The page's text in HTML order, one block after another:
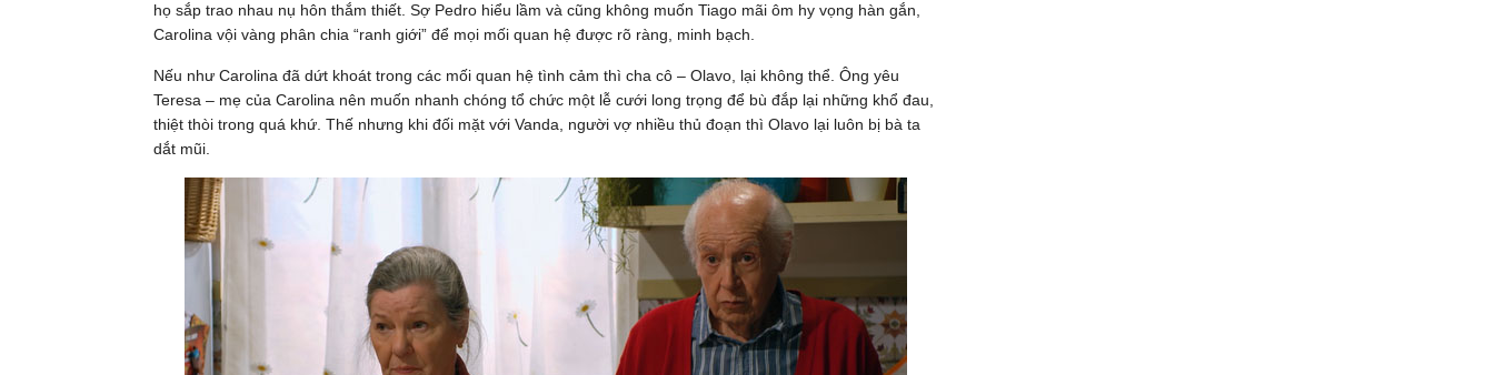
họ sắp trao nhau nụ hôn thắm thiết. Sợ Pedro hiểu lầm và cũng không muốn Tiago mãi ôm hy vọng hàn gắn,
Carolina vội vàng phân chia “ranh giới” để mọi mối quan hệ được rõ ràng, minh bạch.
Nếu như Carolina đã dứt khoát trong các mối quan hệ tình cảm thì cha cô – Olavo, lại không thể. Ông yêu
Teresa – mẹ của Carolina nên muốn nhanh chóng tổ chức một lễ cưới long trọng để bù đắp lại những khổ đau,
thiệt thòi trong quá khứ. Thế nhưng khi đối mặt với Vanda, người vợ nhiều thủ đoạn thì Olavo lại luôn bị bà ta
dắt mũi.